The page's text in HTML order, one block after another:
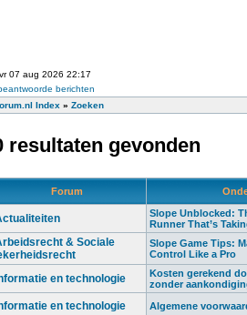
07 aug 2026 22:17
berichten
Index » Zoeken
resultaten gevonden
Forum
Slope Unblocked:
Runner That’s
& Sociale
Slope Game Tips:
Control Like a Pro
en technologie
Kosten gerekend
zonder
en technologie Algemene